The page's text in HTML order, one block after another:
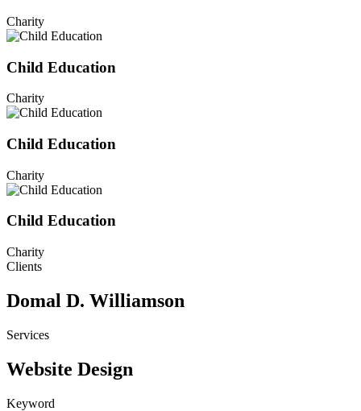
Charity
Child Education
Charity
Child Education
Charity
Child Education
Charity
Clients
Domal D. Williamson
Services
Website Design
Keyword